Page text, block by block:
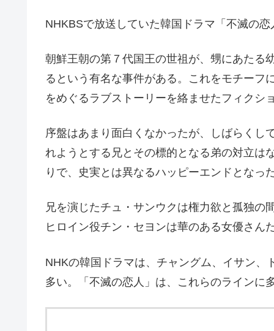
NHKBSで放送していた韓国ドラマ「不滅の
朝鮮王朝の第７代国王の世祖が、甥にあたる
るという有名な事件がある。これをモチーフ
をめぐるラブストーリーを絡ませたフィクシ
序盤はあまり面白くなかったが、しばらくし
れようとする兄とその標的となる弟の対立は
りで、史実とは異なるハッピーエンドとなっ
兄を演じたチュ・サンウクは権力欲と孤独の
ヒロイン役チン・セヨンは華のある女優さん
NHKの韓国ドラマは、チャングム、イサン
多い。「不滅の恋人」は、これらのラインに